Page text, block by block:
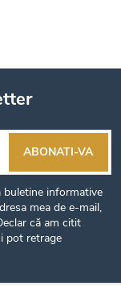
informative
mea de e-mail,
că am citit
pot retrage
ABONATI-VA